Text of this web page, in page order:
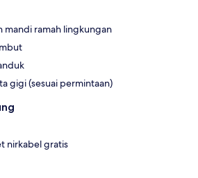
mandi ramah lingkungan
gigi (sesuai permintaan)
nirkabel gratis